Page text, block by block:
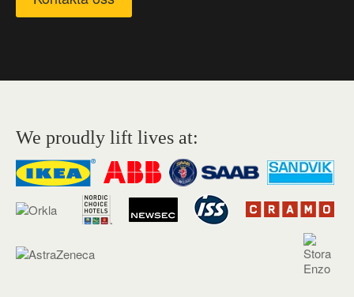
We proudly lift lives at: